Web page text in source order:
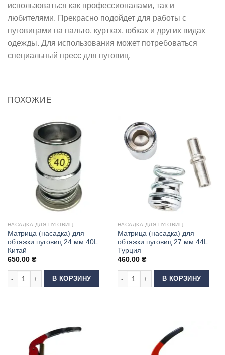
использоваться как профессионалами, так и
любителями. Прекрасно подойдет для работы с
пуговицами на пальто, куртках, юбках и других видах
одежды. Для использования может потребоваться
специальный пресс для пуговиц.
ПОХОЖИЕ
НАСАДКА ДЛЯ ПУГОВИЦ
Матрица (насадка) для
обтяжки пуговиц 24 мм 40L
Китай
650.00 ₴
Количество товара Матрица (насадка) для обтяжки пуговиц 24 мм 40L
В КОРЗИНУ
НАСАДКА ДЛЯ ПУГОВИЦ
Матрица (насадка) для
обтяжки пуговиц 27 мм 44L
Турция
460.00 ₴
Количество товара Матрица
В КОРЗИНУ